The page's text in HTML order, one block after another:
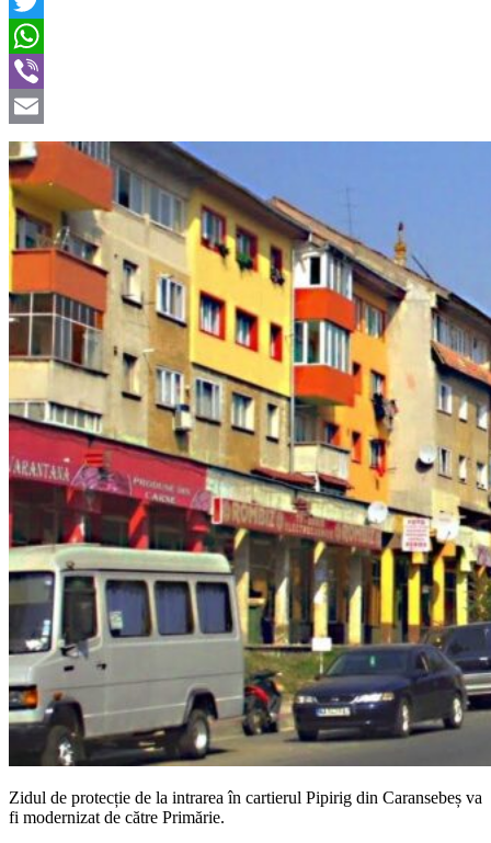
Twitter
WhatsApp
Viber
Email
Zidul de protecție de la intrarea în cartierul Pipirig din Caransebeș va
fi modernizat de către Primărie.